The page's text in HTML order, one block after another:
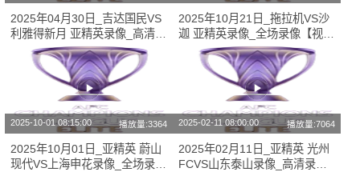
2025年04月30日_吉达国民VS
利雅得新月 亚精英录像_高清录
像【全场回放】
2025年10月21日_拖拉机VS沙
迦 亚精英录像_全场录像【视频
集锦】
2025-10-01 08:15:00 播放量:3364
2025年10月01日_亚精英 蔚山
现代VS上海申花录像_全场录像
2025-02-11 08:00:00 播放量:7064
2025年02月11日_亚精英 光州
FCVS山东泰山录像_高清录像